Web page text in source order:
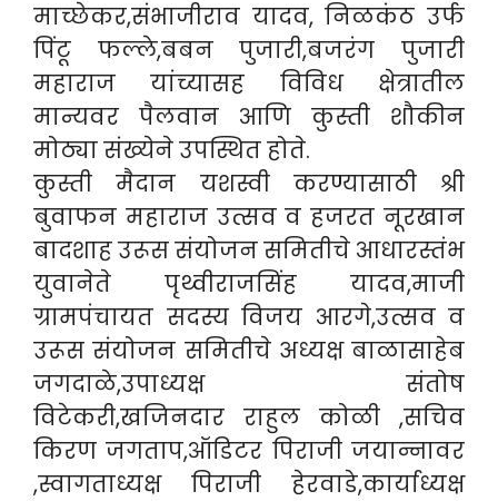
माच्छेकर,संभाजीराव यादव, निळकंठ उर्फ
पिंटू फल्ले,बबन पुजारी,बजरंग पुजारी
महाराज यांच्यासह विविध क्षेत्रातील
मान्यवर पैलवान आणि कुस्ती शौकीन
मोठ्या संख्येने उपस्थित होते.
कुस्ती मैदान यशस्वी करण्यासाठी श्री
बुवाफन महाराज उत्सव व हजरत नूरखान
बादशाह उरूस संयोजन समितीचे आधारस्तंभ
युवानेते पृथ्वीराजसिंह यादव,माजी
ग्रामपंचायत सदस्य विजय आरगे,उत्सव व
उरूस संयोजन समितीचे अध्यक्ष बाळासाहेब
जगदाळे,उपाध्यक्ष संतोष
विटेकरी,खजिनदार राहुल कोळी ,सचिव
किरण जगताप,ऑडिटर पिराजी जयान्नावर
,स्वागताध्यक्ष पिराजी हेरवाडे,कार्याध्यक्ष